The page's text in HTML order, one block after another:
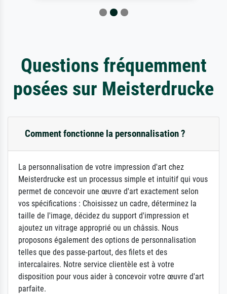
Questions fréquemment
posées sur Meisterdrucke
Comment fonctionne la personnalisation ?
La personnalisation de votre impression d'art chez
Meisterdrucke est un processus simple et intuitif qui vous
permet de concevoir une œuvre d'art exactement selon
vos spécifications : Choisissez un cadre, déterminez la
taille de l'image, décidez du support d'impression et
ajoutez un vitrage approprié ou un châssis. Nous
proposons également des options de personnalisation
telles que des passe-partout, des filets et des
intercalaires. Notre service clientèle est à votre
disposition pour vous aider à concevoir votre œuvre d'art
parfaite.